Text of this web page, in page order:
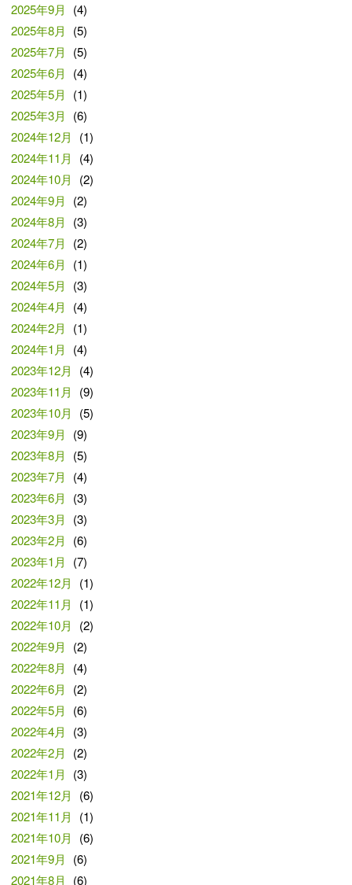
2025年9月
(4)
2025年8月
(5)
2025年7月
(5)
2025年6月
(4)
2025年5月
(1)
2025年3月
(6)
2024年12月
(1)
2024年11月
(4)
2024年10月
(2)
2024年9月
(2)
2024年8月
(3)
2024年7月
(2)
2024年6月
(1)
2024年5月
(3)
2024年4月
(4)
2024年2月
(1)
2024年1月
(4)
2023年12月
(4)
2023年11月
(9)
2023年10月
(5)
2023年9月
(9)
2023年8月
(5)
2023年7月
(4)
2023年6月
(3)
2023年3月
(3)
2023年2月
(6)
2023年1月
(7)
2022年12月
(1)
2022年11月
(1)
2022年10月
(2)
2022年9月
(2)
2022年8月
(4)
2022年6月
(2)
2022年5月
(6)
2022年4月
(3)
2022年2月
(2)
2022年1月
(3)
2021年12月
(6)
2021年11月
(1)
2021年10月
(6)
2021年9月
(6)
2021年8月
(6)